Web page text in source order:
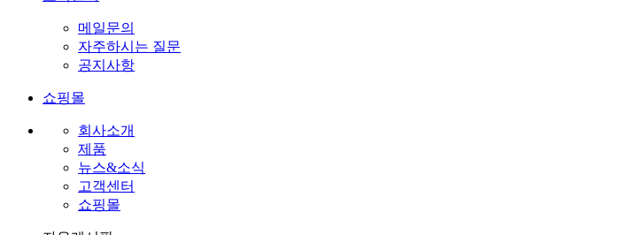
메일문의
자주하시는 질문
공지사항
쇼핑몰
회사소개
제품
뉴스&소식
고객센터
쇼핑몰